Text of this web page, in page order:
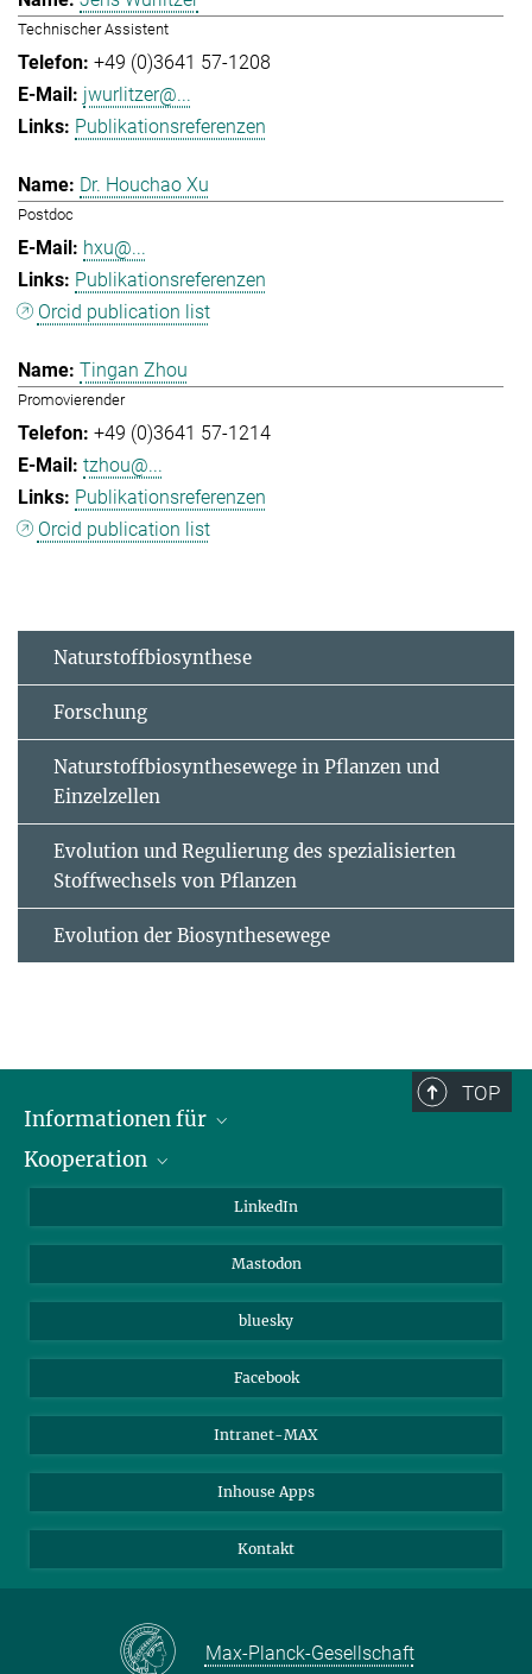
Technischer Assistent
+49 (0)3641 57-1208
jwurlitzer@...
Publikationsreferenzen
Dr. Houchao Xu
Postdoc
hxu@...
Publikationsreferenzen
Orcid publication list
Tingan Zhou
Promovierender
+49 (0)3641 57-1214
tzhou@...
Publikationsreferenzen
Orcid publication list
Naturstoffbiosynthese
Forschung
Naturstoffbiosynthesewege in Pflanzen und
Einzelzellen
Evolution und Regulierung des spezialisierten
Stoffwechsels von Pflanzen
Evolution der Biosynthesewege
TOP
Informationen für
Journalisten
Kooperation
Max-Planck-Gesellschaft
Beutenberg Campus e.V.
LinkedIn
Mastodon
bluesky
Facebook
Intranet-MAX
Inhouse Apps
Kontakt
Max-Planck-Gesellschaft